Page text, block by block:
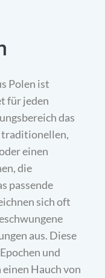
Polen ist
für jeden
das
traditionellen,
einen
die
passende
sich oft
aus. Diese
und
Hauch von